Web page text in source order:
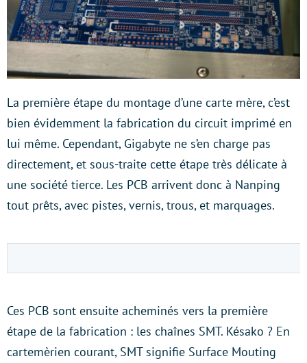
La première étape du montage d’une carte mère, c’est
bien évidemment la fabrication du circuit imprimé en
lui même. Cependant, Gigabyte ne s’en charge pas
directement, et sous-traite cette étape très délicate à
une société tierce. Les PCB arrivent donc à Nanping
tout prêts, avec pistes, vernis, trous, et marquages.
Ces PCB sont ensuite acheminés vers la première
étape de la fabrication : les chaînes SMT. Késako ? En
cartemèrien courant, SMT signifie Surface Mouting